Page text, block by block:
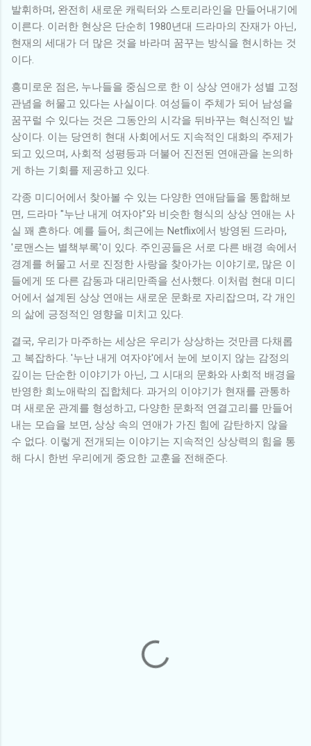
발휘하며, 완전히 새로운 캐릭터와 스토리라인을 만들어내기에
이른다. 이러한 현상은 단순히 1980년대 드라마의 잔재가 아닌,
현재의 세대가 더 많은 것을 바라며 꿈꾸는 방식을 현시하는 것
이다.
흥미로운 점은, 누나들을 중심으로 한 이 상상 연애가 성별 고정
관념을 허물고 있다는 사실이다. 여성들이 주체가 되어 남성을
꿈꾸럴 수 있다는 것은 그동안의 시각을 뒤바꾸는 혁신적인 발
상이다. 이는 당연히 현대 사회에서도 지속적인 대화의 주제가
되고 있으며, 사회적 성평등과 더불어 진전된 연애관을 논의하
게 하는 기회를 제공하고 있다.
각종 미디어에서 찾아볼 수 있는 다양한 연애담들을 통합해보
면, 드라마 "누난 내게 여자야"와 비슷한 형식의 상상 연애는 사
실 꽤 흔하다. 예를 들어, 최근에는 Netflix에서 방영된 드라마,
'로맨스는 별책부록'이 있다. 주인공들은 서로 다른 배경 속에서
경계를 허물고 서로 진정한 사랑을 찾아가는 이야기로, 많은 이
들에게 또 다른 감동과 대리만족을 선사했다. 이처럼 현대 미디
어에서 설계된 상상 연애는 새로운 문화로 자리잡으며, 각 개인
의 삶에 긍정적인 영향을 미치고 있다.
결국, 우리가 마주하는 세상은 우리가 상상하는 것만큼 다채롭
고 복잡하다. '누난 내게 여자야'에서 눈에 보이지 않는 감정의
깊이는 단순한 이야기가 아닌, 그 시대의 문화와 사회적 배경을
반영한 희노애락의 집합체다. 과거의 이야기가 현재를 관통하
며 새로운 관계를 형성하고, 다양한 문화적 연결고리를 만들어
내는 모습을 보면, 상상 속의 연애가 가진 힘에 감탄하지 않을
수 없다. 이렇게 전개되는 이야기는 지속적인 상상력의 힘을 통
해 다시 한번 우리에게 중요한 교훈을 전해준다.